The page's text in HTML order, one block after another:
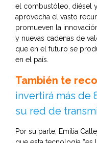
el combustóleo, diésel
aprovecha el vasto
promueven la
y nuevas cadenas de
que en el futuro se
en el país.
También te
invertirá más de
su red de
Por su parte, Emilia